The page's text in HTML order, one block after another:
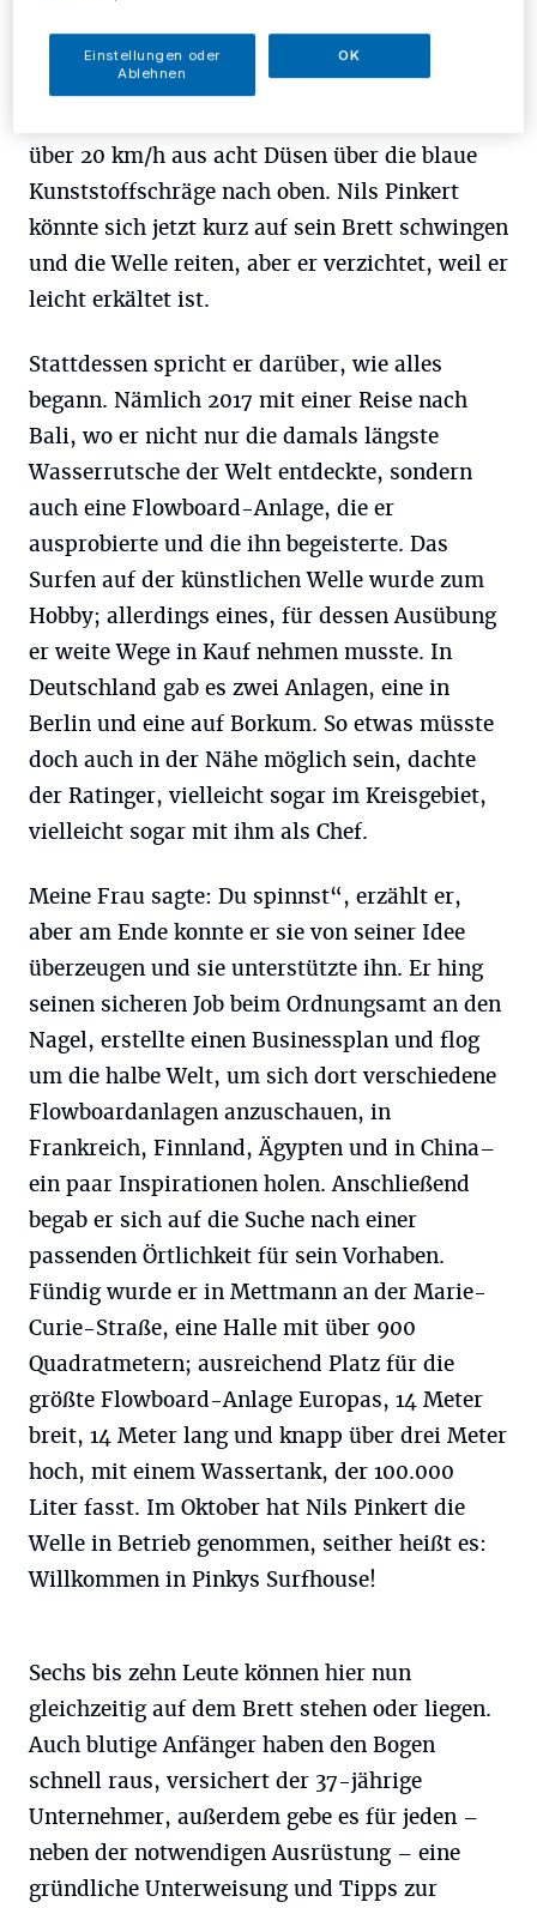
E
in Knopfdruck genügt und das Wasser
über 20 km/h aus acht Düsen über die blaue
Kunststoffschräge nach oben. Nils Pinkert
könnte sich jetzt kurz auf sein Brett schwingen
und die Welle reiten, aber er verzichtet, weil er
leicht erkältet ist.
Stattdessen spricht er darüber, wie alles
begann. Nämlich 2017 mit einer Reise nach
Bali, wo er nicht nur die damals längste
Wasserrutsche der Welt entdeckte, sondern
auch eine Flowboard-Anlage, die er
ausprobierte und die ihn begeisterte. Das
Surfen auf der künstlichen Welle wurde zum
Hobby; allerdings eines, für dessen Ausübung
er weite Wege in Kauf nehmen musste. In
Deutschland gab es zwei Anlagen, eine in
Berlin und eine auf Borkum. So etwas müsste
doch auch in der Nähe möglich sein, dachte
der Ratinger, vielleicht sogar im Kreisgebiet,
vielleicht sogar mit ihm als Chef.
Meine Frau sagte: Du spinnst“, erzählt er,
aber am Ende konnte er sie von seiner Idee
überzeugen und sie unterstützte ihn. Er hing
seinen sicheren Job beim Ordnungsamt an den
Nagel, erstellte einen Business­plan und flog
um die halbe Welt, um sich dort verschiedene
Flowboardanlagen anzuschauen, in
Frankreich, Finnland, Ägypten und in China–
ein paar Inspirationen holen. Anschließend
begab er sich auf die Suche nach einer
passenden Örtlichkeit für sein Vorhaben.
Fündig wurde er in Mettmann an der Marie-
Curie-Straße, eine Halle mit über 900
Quadratmetern; ausreichend Platz für die
größte Flowboard-Anlage Europas, 14 Meter
breit, 14 Meter lang und knapp über drei Meter
hoch, mit einem Wassertank, der 100.000
Liter fasst. Im Oktober hat Nils Pinkert die
Welle in Betrieb genommen, seither heißt es:
Willkommen in Pinkys Surfhouse!
Sechs bis zehn Leute können hier nun
gleichzeitig auf dem Brett stehen oder liegen.
Auch blutige Anfänger haben den Bogen
schnell raus, versichert der 37-jährige
Unternehmer, außerdem gebe es für jeden –
neben der notwendigen Ausrüstung – eine
gründliche Unterweisung und Tipps zur
Einstellungen oder
Ablehnen
OK